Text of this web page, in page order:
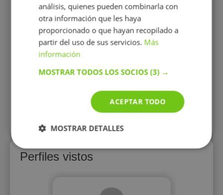
trabajado en la educación formal en
escuelas de infantil con niños de 0-3
años. Actualmente trabajo como
maestra de primaria media jornada.
Perfiles vistos
análisis, quienes pueden combinarla con
otra información que les haya
proporcionado o que hayan recopilado a
partir del uso de sus servicios. Más
información
MOSTRAR TODOS LOS SOCIOS(3) →
ACEPTAR TODO
MOSTRAR DETALLES